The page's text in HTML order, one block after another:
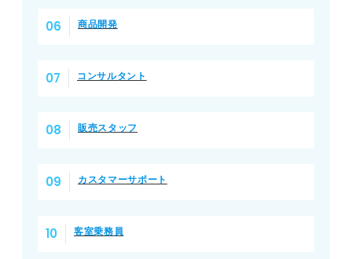
商品開発
コンサルタント
販売スタッフ
カスタマーサポート
客室乗務員